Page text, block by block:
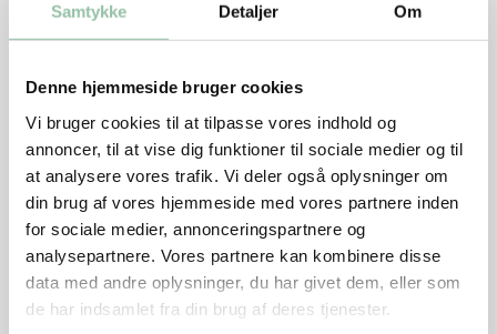
Samtykke Detaljer Om
Denne hjemmeside bruger cookies
Vi bruger cookies til at tilpasse vores indhold og
annoncer, til at vise dig funktioner til sociale medier og til
at analysere vores trafik. Vi deler også oplysninger om
din brug af vores hjemmeside med vores partnere inden
for sociale medier, annonceringspartnere og
analysepartnere. Vores partnere kan kombinere disse
data med andre oplysninger, du har givet dem, eller som
de har indsamlet fra din brug af deres tjenester.
kommes i.
Hak mandlerne groft og tilsæt dem.
Tilsæt durumhvedemel og salt.
Tilsæt hvedemel lidt efter lidt.
Rør dejen til den ikke klistrer, rør evt. med
røremaskine med dejkroge.
Lad den hæve i ca. 1 time.